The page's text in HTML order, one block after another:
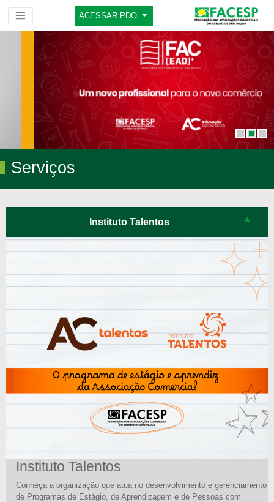
ACESSAR PDO
Serviços
Instituto Talentos
Instituto Talentos
Conheça a organização que atua no desenvolvimento e gerenciamento
de Programas de Estágio, de Aprendizagem e de Pessoas com